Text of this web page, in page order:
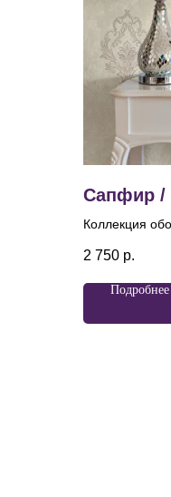
Сапфир /
Коллекция
сияния,
блеском
Центральным
служит
2 750 р.
Подробнее